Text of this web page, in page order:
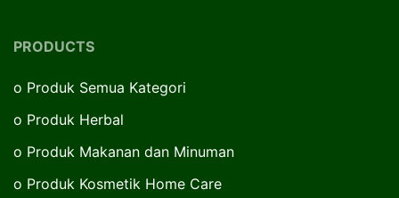
PRODUCTS
o Produk Semua Kategori
o Produk Herbal
o Produk Makanan dan Minuman
o Produk Kosmetik Home Care